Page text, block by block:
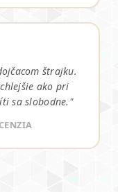
štrajku.
ako pri
sa slobodne."